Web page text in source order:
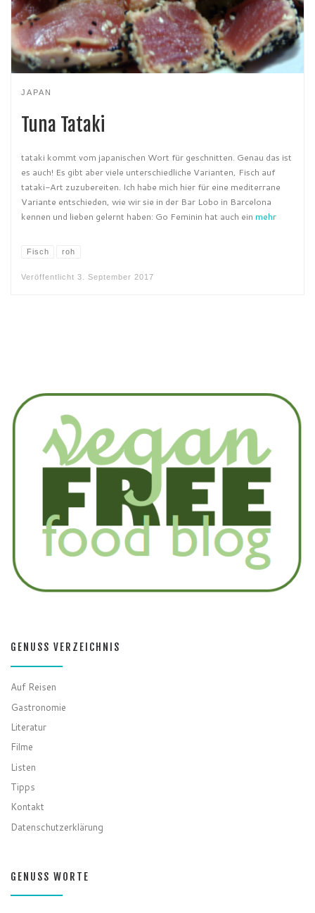
JAPAN
Tuna Tataki
tataki kommt vom japanischen Wort für geschnitten. Genau das ist
es auch! Es gibt aber viele unterschiedliche Varianten, Fisch auf
tataki-Art zuzubereiten. Ich habe mich hier für eine mediterrane
Variante entschieden, wie wir sie in der Bar Lobo in Barcelona
kennen und lieben gelernt haben: Go Feminin hat auch ein mehr
Fisch roh
Veröffentlicht 3. September 2017
GENUSS VERZEICHNIS
Auf Reisen
Gastronomie
Literatur
Filme
Listen
Tipps
Kontakt
Datenschutzerklärung
GENUSS WORTE